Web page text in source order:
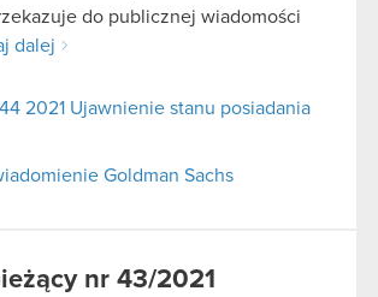
do publicznej wiadomości
dalej
2021 Ujawnienie stanu posiadania
Goldman Sachs
nr 43/2021